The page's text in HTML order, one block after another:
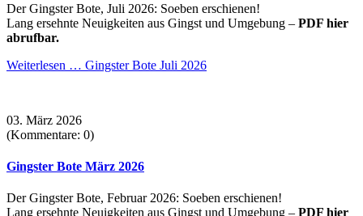
Der Gingster Bote, Juli 2026: Soeben erschienen!
Lang ersehnte Neuigkeiten aus Gingst und Umgebung – PDF hier
abrufbar.
Weiterlesen … Gingster Bote Juli 2026
03. März 2026
(Kommentare: 0)
Gingster Bote März 2026
Der Gingster Bote, Februar 2026: Soeben erschienen!
Lang ersehnte Neuigkeiten aus Gingst und Umgebung – PDF hier